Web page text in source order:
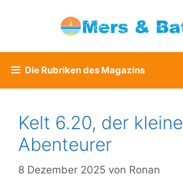
Die Rubriken des Magazins
Kelt 6.20, der kleine
Abenteurer
8 Dezember 2025 von Ronan